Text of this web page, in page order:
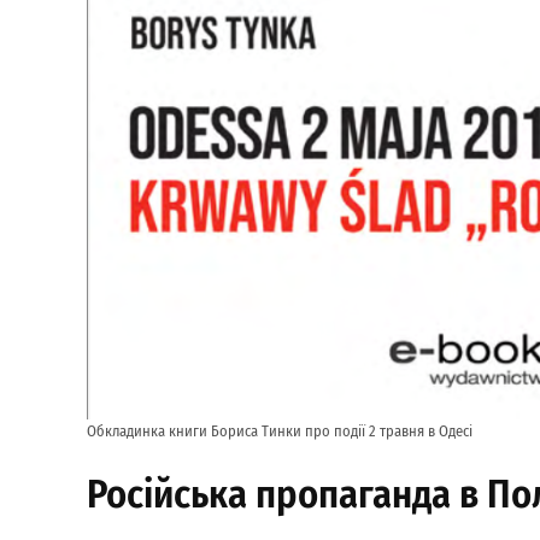
Обкладинка книги Бориса Тинки про події 2 травня в Одесі
Російська пропаганда в